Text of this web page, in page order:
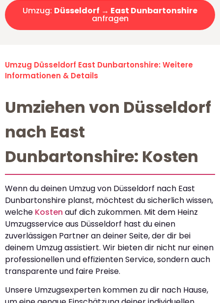
Umzug: Düsseldorf → East Dunbartonshire
anfragen
Umzug Düsseldorf East Dunbartonshire: Weitere
Informationen & Details
Umziehen von Düsseldorf
nach East
Dunbartonshire: Kosten
Wenn du deinen Umzug von Düsseldorf nach East
Dunbartonshire planst, möchtest du sicherlich wissen,
welche Kosten auf dich zukommen. Mit dem Heinz
Umzugsservice aus Düsseldorf hast du einen
zuverlässigen Partner an deiner Seite, der dir bei
deinem Umzug assistiert. Wir bieten dir nicht nur einen
professionellen und effizienten Service, sondern auch
transparente und faire Preise.
Unsere Umzugsexperten kommen zu dir nach Hause,